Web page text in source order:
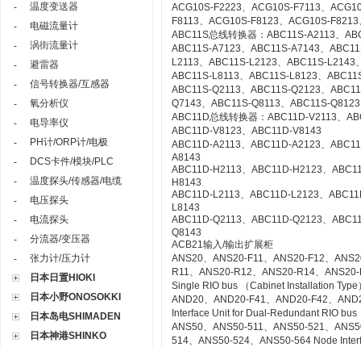
-
温度变送器
-
电磁流量计
-
涡街流量计
-
避雷器
-
信号转换器/互感器
-
氧分析仪
-
电导率仪
-
PH计/ORP计/电极
-
DCS卡件/模块/PLC
-
温度探头/传感器/电缆
-
电压探头
-
电流探头
-
分流器/变压器
-
张力计/压力计
日本日置HIOKI
日本小野ONOSOKKI
日本岛电SHIMADEN
日本神港SHINKO
ACG10S-F2223、ACG10S-F7113、
F8113、ACG10S-F8123、ACG10S-
ABC11S总线转换器：ABC11S-A2113、
ABC11S-A7123、ABC11S-A7143、
L2113、ABC11S-L2123、ABC11S-
ABC11S-L8113、ABC11S-L8123、
ABC11S-Q2113、ABC11S-Q2123、
Q7143、ABC11S-Q8113、ABC11S-
ABC11D总线转换器：ABC11D-V2113、
ABC11D-V8123、ABC11D-V8143
ABC11D-A2113、ABC11D-A2123、
A8143
ABC11D-H2113、ABC11D-H2123、
H8143
ABC11D-L2113、ABC11D-L2123、
L8143
ABC11D-Q2113、ABC11D-Q2123、
Q8143
ACB21输入/输出扩展柜
ANS20、ANS20-F11、ANS20-F12、
R11、ANS20-R12、ANS20-R14、
Single RIO bus （Cabinet Installation Type
AND20、AND20-F41、AND20-F42、
Interface Unit for Dual-Redundant RIO
ANS50、ANS50-511、ANS50-521、
514、ANS50-524、ANS50-564 Node